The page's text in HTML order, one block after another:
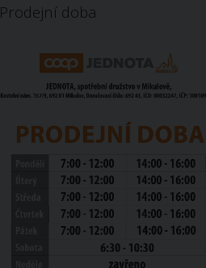
Prodejní doba